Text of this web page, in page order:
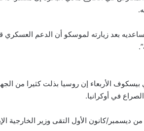
بعد زيارته لموسكو أن الدعم العسكري
الأربعاء إن روسيا بذلت كثيرا من
في أوكرانيا.
من ديسمبر/كانون الأول التقى وزير